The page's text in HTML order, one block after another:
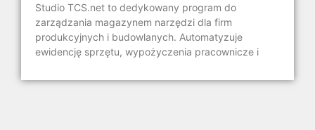
Studio TCS.net to dedykowany program do
zarządzania magazynem narzędzi dla firm
produkcyjnych i budowlanych. Automatyzuje
ewidencję sprzętu, wypożyczenia pracownicze i